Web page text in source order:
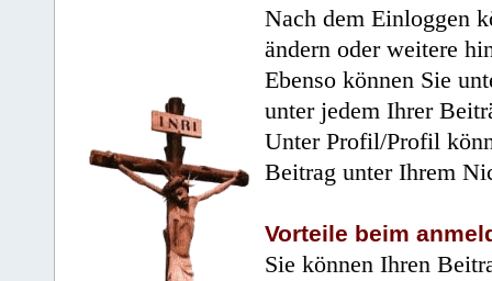
Nach dem Einloggen
ändern oder weitere
Ebenso können Sie
unter jedem Ihrer
Unter Profil/Profil
Beitrag unter Ihrem
Vorteile beim
Sie können Ihren